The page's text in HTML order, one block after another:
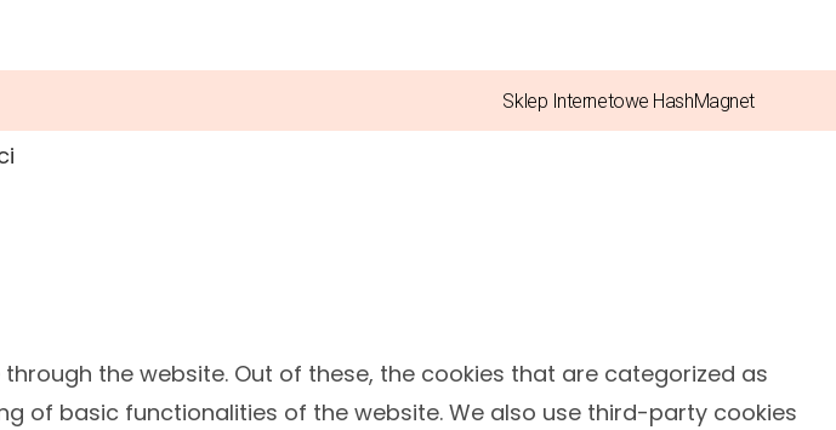
Sklep Internetowe HashMagnet
the website. Out of these, the cookies that are categorized as
of basic functionalities of the website. We also use third-party cookies